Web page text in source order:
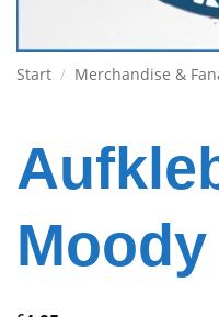
Start / Merchandise &